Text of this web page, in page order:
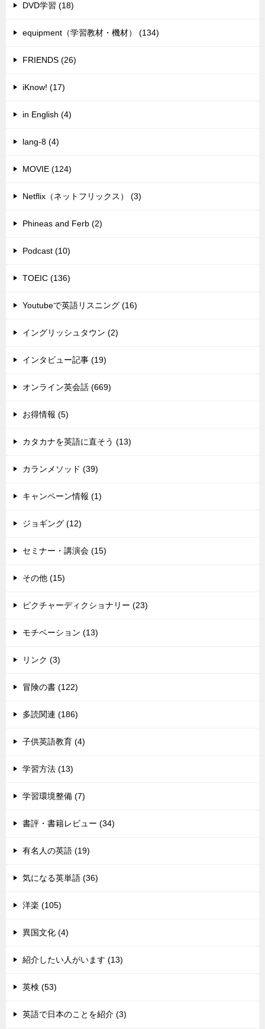
DVD学習 (18)
equipment（学習教材・機材） (134)
FRIENDS (26)
iKnow! (17)
in English (4)
lang-8 (4)
MOVIE (124)
Netflix（ネットフリックス） (3)
Phineas and Ferb (2)
Podcast (10)
TOEIC (136)
Youtubeで英語リスニング (16)
イングリッシュタウン (2)
インタビュー記事 (19)
オンライン英会話 (669)
お得情報 (5)
カタカナを英語に直そう (13)
カランメソッド (39)
キャンペーン情報 (1)
ジョギング (12)
セミナー・講演会 (15)
その他 (15)
ピクチャーディクショナリー (23)
モチベーション (13)
リンク (3)
冒険の書 (122)
多読関連 (186)
子供英語教育 (4)
学習方法 (13)
学習環境整備 (7)
書評・書籍レビュー (34)
有名人の英語 (19)
気になる英単語 (36)
洋楽 (105)
異国文化 (4)
紹介したい人がいます (13)
英検 (53)
英語で日本のことを紹介 (3)